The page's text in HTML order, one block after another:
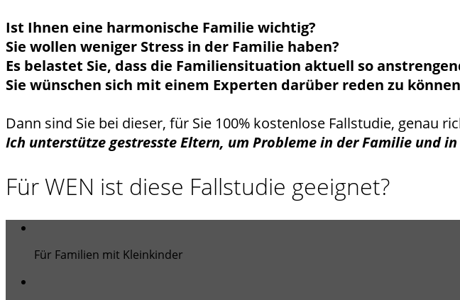
Ist Ihnen eine harmonische Familie wichtig?
Sie wollen weniger Stress in der Familie haben?
Es belastet Sie, dass die Familiensituation aktuell so
Sie wünschen sich mit einem Experten darüber reden zu
Dann sind Sie bei dieser, für Sie 100% kostenlose Fallstudie, genau
Ich unterstütze gestresste Eltern, um Probleme in der Familie und in
Für WEN ist diese Fallstudie geeignet?
Für Familien mit Kleinkinder